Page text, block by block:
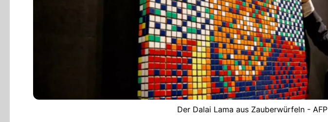
Der Dalai Lama aus Zauberwürfeln - AFP